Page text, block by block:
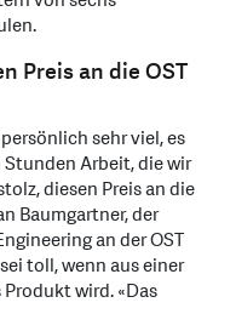
Preis an die OST
sehr viel, es
Arbeit, die wir
diesen Preis an die
Baumgartner, der
an der OST
toll, wenn aus einer
wird. «Das